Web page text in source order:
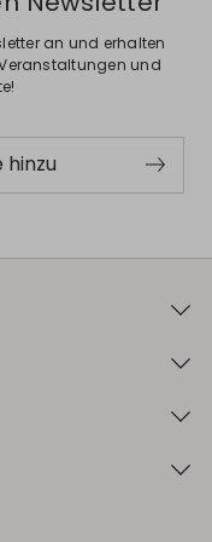
an und erhalten
und
hinzu